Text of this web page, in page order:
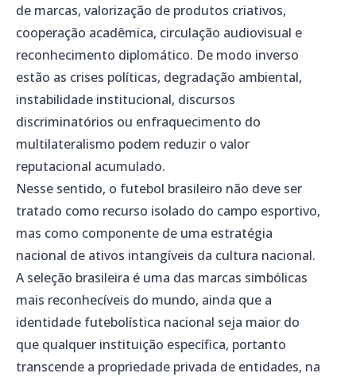
de marcas, valorização de produtos criativos,
cooperação acadêmica, circulação audiovisual e
reconhecimento diplomático. De modo inverso
estão as crises políticas, degradação ambiental,
instabilidade institucional, discursos
discriminatórios ou enfraquecimento do
multilateralismo podem reduzir o valor
reputacional acumulado.
Nesse sentido, o futebol brasileiro não deve ser
tratado como recurso isolado do campo esportivo,
mas como componente de uma estratégia
nacional de ativos intangíveis da cultura nacional.
A seleção brasileira é uma das marcas simbólicas
mais reconhecíveis do mundo, ainda que a
identidade futebolística nacional seja maior do
que qualquer instituição específica, portanto
transcende a propriedade privada de entidades, na